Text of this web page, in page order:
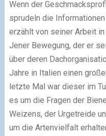
Wenn der
sprudeln die
erzählt von seiner Arbeit
Jener Bewegung, der er
über deren
Jahre in Italien einen
letzte Mal war dieser im
es um die Fragen der
Weizens, der Urgetreide
um die Artenvielfalt